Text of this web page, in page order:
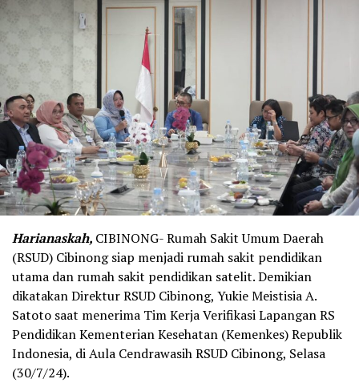
Harianaskah, CIBINONG- Rumah Sakit Umum Daerah
(RSUD) Cibinong siap menjadi rumah sakit pendidikan
utama dan rumah sakit pendidikan satelit. Demikian
dikatakan Direktur RSUD Cibinong, Yukie Meistisia A.
Satoto saat menerima Tim Kerja Verifikasi Lapangan RS
Pendidikan Kementerian Kesehatan (Kemenkes) Republik
Indonesia, di Aula Cendrawasih RSUD Cibinong, Selasa
(30/7/24).